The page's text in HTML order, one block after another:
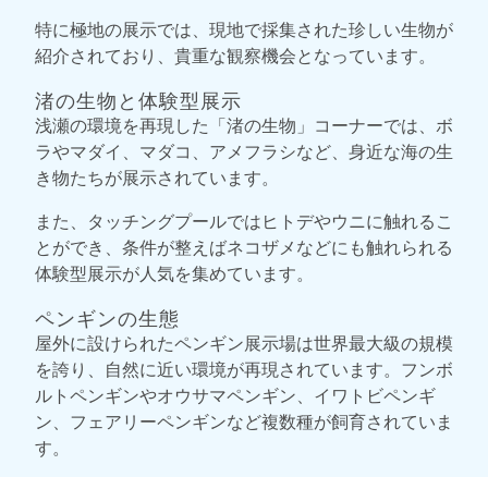
特に極地の展示では、現地で採集された珍しい生物が
紹介されており、貴重な観察機会となっています。
渚の生物と体験型展示
浅瀬の環境を再現した「渚の生物」コーナーでは、ボ
ラやマダイ、マダコ、アメフラシなど、身近な海の生
き物たちが展示されています。
また、タッチングプールではヒトデやウニに触れるこ
とができ、条件が整えばネコザメなどにも触れられる
体験型展示が人気を集めています。
ペンギンの生態
屋外に設けられたペンギン展示場は世界最大級の規模
を誇り、自然に近い環境が再現されています。フンボ
ルトペンギンやオウサマペンギン、イワトビペンギ
ン、フェアリーペンギンなど複数種が飼育されていま
す。